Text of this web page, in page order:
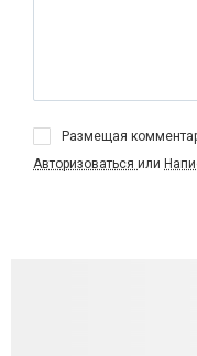
Размещая
Авторизоваться или